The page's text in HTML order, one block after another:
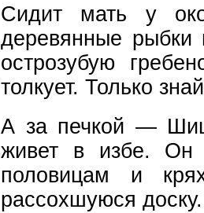
Сидит мать у
деревянные рыбки
острозубую
толкует. Только
А за печкой —
живет в избе. Он
половицам и
рассохшуюся доску.